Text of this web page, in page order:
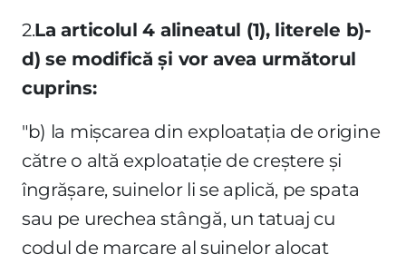
2.La articolul 4 alineatul (1), literele b)-
d) se modifică şi vor avea următorul
cuprins:
"b) la mişcarea din exploataţia de origine
către o altă exploataţie de creştere şi
îngrăşare, suinelor li se aplică, pe spata
sau pe urechea stângă, un tatuaj cu
codul de marcare al suinelor alocat